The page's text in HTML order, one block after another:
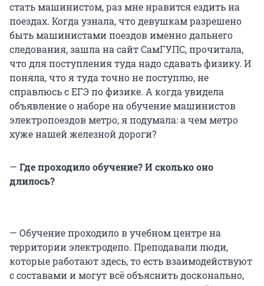
стать машинистом, раз мне нравится ездить на
поездах. Когда узнала, что девушкам разрешено
быть машинистами поездов именно дальнего
следования, зашла на сайт СамГУПС, прочитала,
что для поступления туда надо сдавать физику. И
поняла, что я туда точно не поступлю, не
справлюсь с ЕГЭ по физике. А когда увидела
объявление о наборе на обучение машинистов
электропоездов метро, я подумала: а чем метро
хуже нашей железной дороги?
— Где проходило обучение? И сколько оно
длилось?
— Обучение проходило в учебном центре на
территории электродепо. Преподавали люди,
которые работают здесь, то есть взаимодействуют
с составами и могут всё объяснить досконально,